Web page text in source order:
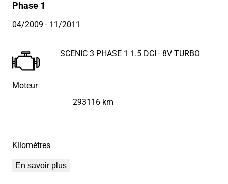
Phase 1
04/2009 - 11/2011
Moteur
SCENIC 3 PHASE 1 1.5 DCI - 8V TURBO
Kilomètres
293116 km
En savoir plus